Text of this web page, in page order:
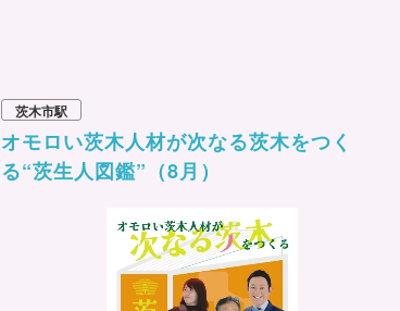
茨木市駅
オモロい茨木人材が次なる茨木をつく
る“茨生人図鑑”（8月）